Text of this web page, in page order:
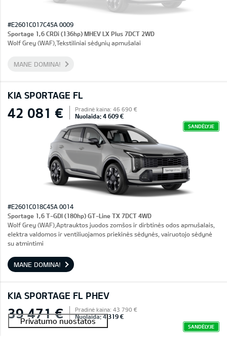
#E2601C017C45A 0009
Sportage 1,6 CRDi (136hp) MHEV LX Plus 7DCT 2WD
Wolf Grey (WAF),Tekstiliniai sėdynių apmušalai
MANE DOMINA!
KIA SPORTAGE FL
42 081 € Pradinė kaina: 46 690 €
Nuolaida: 4 609 €
SANDĖLYJE
#E2601C018C45A 0014
Sportage 1,6 T-GDI (180hp) GT-Line TX 7DCT 4WD
Wolf Grey (WAF),Aptrauktos juodos zomšos ir dirbtinės odos apmušalais,
elektra valdomos ir ventiliuojamos priekinės sėdynės, vairuotojo sėdynė
su atmintimi
MANE DOMINA!
KIA SPORTAGE FL PHEV
39 471 € Pradinė kaina: 43 790 €
Nuolaida: 4 319 €
SANDĖLYJE